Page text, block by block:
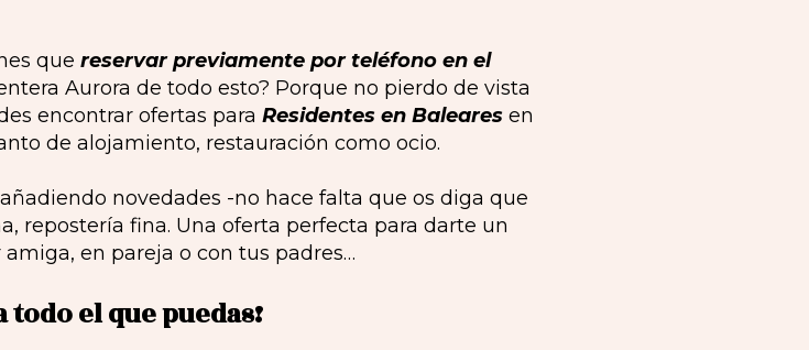
que reservar previamente por teléfono en el
Aurora de todo esto? Porque no pierdo de vista
encontrar ofertas para Residentes en Baleares en
de alojamiento, restauración como ocio.
novedades -no hace falta que os diga que
repostería fina. Una oferta perfecta para darte un
en pareja o con tus padres…
todo el que puedas!